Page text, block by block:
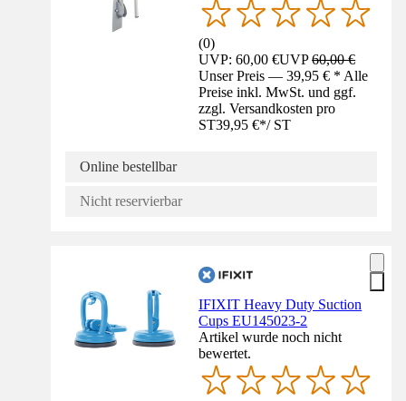
(0)
UVP: 60,00 €UVP60,00 €
Unser Preis — 39,95 € * Alle
Preise inkl. MwSt. und ggf.
zzgl. Versandkosten pro
ST39,95 €*/ ST
Online bestellbar
Nicht reservierbar
IFIXIT Heavy Duty Suction
Cups EU145023-2
Artikel wurde noch nicht
bewertet.